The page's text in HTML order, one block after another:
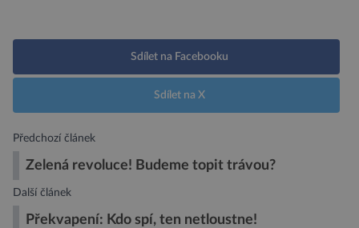
Sdílet na Facebooku
Sdílet na X
Předchozí článek
Zelená revoluce! Budeme topit trávou?
Další článek
Překvapení: Kdo spí, ten netloustne!